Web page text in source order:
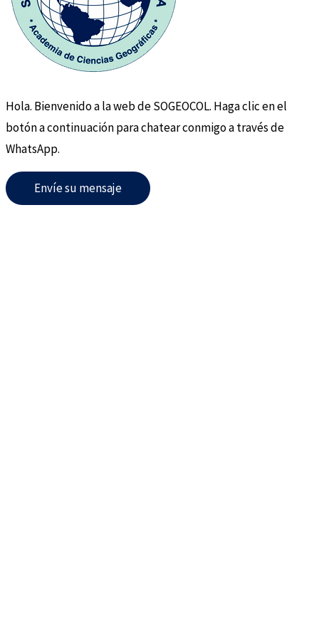
Hola. Bienvenido a la web de SOGEOCOL. Haga clic en el
botón a continuación para chatear conmigo a través de
WhatsApp.
Envíe su mensaje